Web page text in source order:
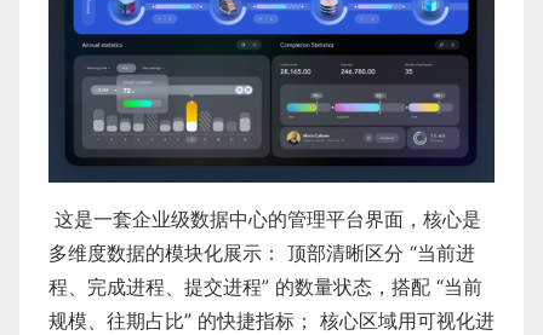
这是一套企业级数据中心的管理平台界面，核心是
多维度数据的模块化展示： 顶部清晰区分 “当前进
程、完成进程、提交进程” 的数量状态，搭配 “当前
规模、往期占比” 的快捷指标； 核心区域用可视化进